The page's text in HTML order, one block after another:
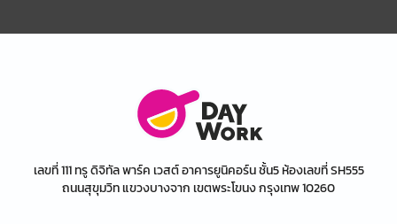
เลขที่ 111 ทรู ดิจิทัล พาร์ค เวสต์ อาคารยูนิคอร์น ชั้น5 ห้องเลขที่ SH555
ถนนสุขุมวิท แขวงบางจาก เขตพระโขนง กรุงเทพ 10260